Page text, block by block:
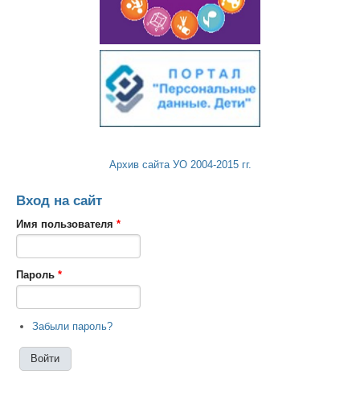
Архив сайта УО 2004-2015 гг.
Вход на сайт
Имя пользователя *
Пароль *
Забыли пароль?